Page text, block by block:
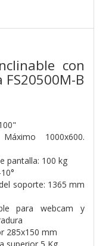
con
B
1000x600.
pantalla: 100 kg
soporte: 1365 mm
para webcam y
285x150 mm
superior 5 Kg.